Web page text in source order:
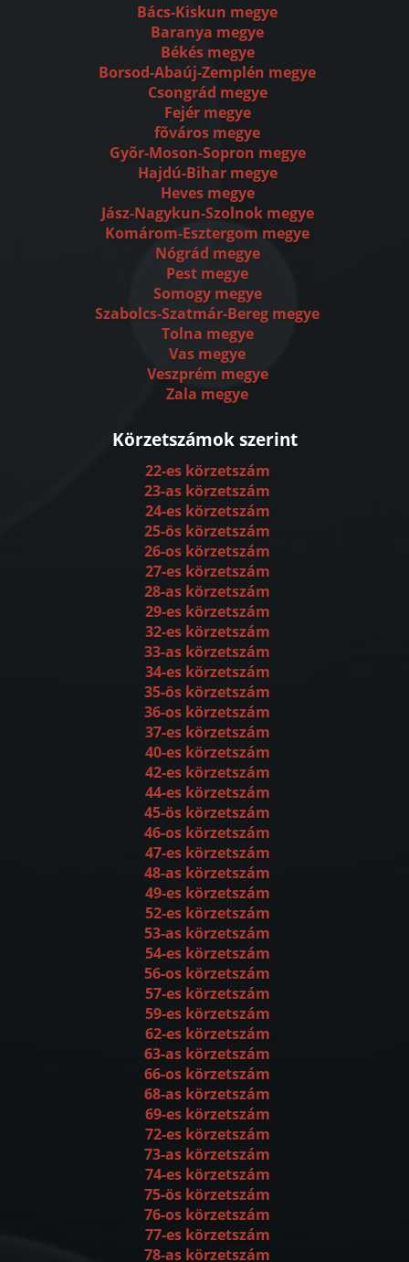
Bács-Kiskun megye
Baranya megye
Békés megye
Borsod-Abaúj-Zemplén megye
Csongrád megye
Fejér megye
fõváros megye
Gyõr-Moson-Sopron megye
Hajdú-Bihar megye
Heves megye
Jász-Nagykun-Szolnok megye
Komárom-Esztergom megye
Nógrád megye
Pest megye
Somogy megye
Szabolcs-Szatmár-Bereg megye
Tolna megye
Vas megye
Veszprém megye
Zala megye
Körzetszámok szerint
22-es körzetszám
23-as körzetszám
24-es körzetszám
25-ös körzetszám
26-os körzetszám
27-es körzetszám
28-as körzetszám
29-es körzetszám
32-es körzetszám
33-as körzetszám
34-es körzetszám
35-ös körzetszám
36-os körzetszám
37-es körzetszám
40-es körzetszám
42-es körzetszám
44-es körzetszám
45-ös körzetszám
46-os körzetszám
47-es körzetszám
48-as körzetszám
49-es körzetszám
52-es körzetszám
53-as körzetszám
54-es körzetszám
56-os körzetszám
57-es körzetszám
59-es körzetszám
62-es körzetszám
63-as körzetszám
66-os körzetszám
68-as körzetszám
69-es körzetszám
72-es körzetszám
73-as körzetszám
74-es körzetszám
75-ös körzetszám
76-os körzetszám
77-es körzetszám
78-as körzetszám